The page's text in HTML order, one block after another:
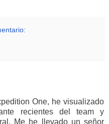
One, he visualizado
recientes del team y
Me he llevado un señor